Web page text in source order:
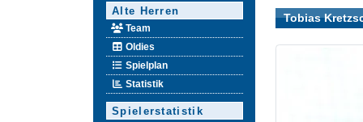
Alte Herren
Team
Oldies
Spielplan
Statistik
Spielerstatistik
Tobias